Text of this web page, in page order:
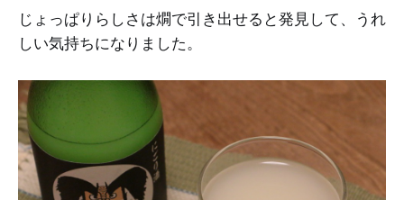
じょっぱりらしさは燗で引き出せると発見して、うれ
しい気持ちになりました。